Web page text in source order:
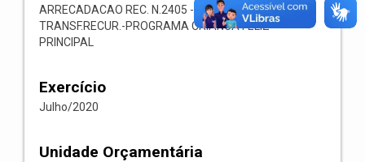
ARRECADACAO REC. N.2405 -- 1718.04.1.1.07-
TRANSF.RECUR.-PROGRAMA CRIANCA FELIZ-
PRINCIPAL
Exercício
Julho/2020
Unidade Orçamentária